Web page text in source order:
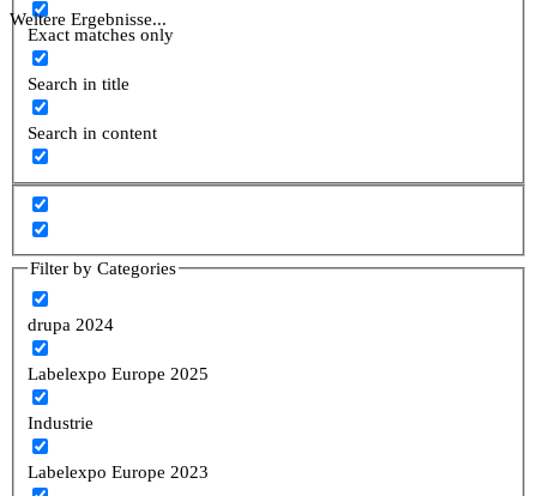
Weitere Ergebnisse...
Exact matches only
Search in title
Search in content
Filter by Categories
drupa 2024
Labelexpo Europe 2025
Industrie
Labelexpo Europe 2023